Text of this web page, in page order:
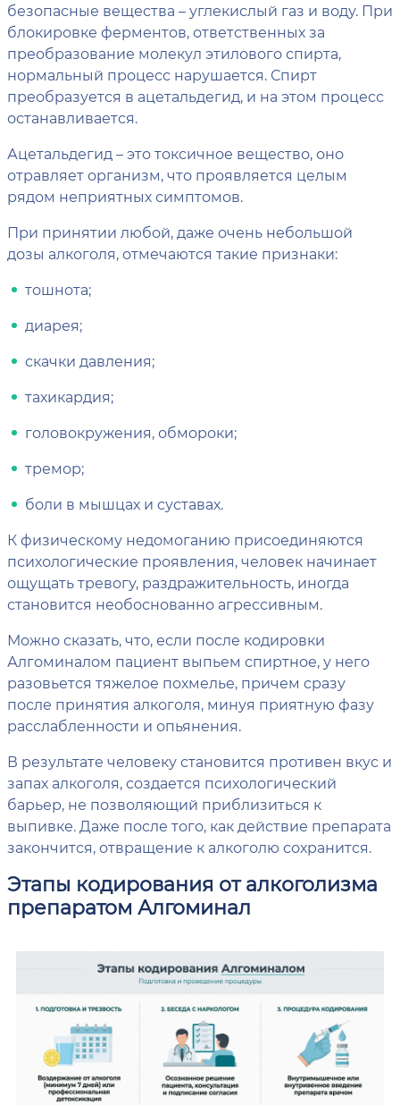
безопасные вещества – углекислый газ и воду. При
блокировке ферментов, ответственных за
преобразование молекул этилового спирта,
нормальный процесс нарушается. Спирт
преобразуется в ацетальдегид, и на этом процесс
останавливается.
Ацетальдегид – это токсичное вещество, оно
отравляет организм, что проявляется целым
рядом неприятных симптомов.
При принятии любой, даже очень небольшой
дозы алкоголя, отмечаются такие признаки:
тошнота;
диарея;
скачки давления;
тахикардия;
головокружения, обмороки;
тремор;
боли в мышцах и суставах.
К физическому недомоганию присоединяются
психологические проявления, человек начинает
ощущать тревогу, раздражительность, иногда
становится необоснованно агрессивным.
Можно сказать, что, если после кодировки
Алгоминалом пациент выпьем спиртное, у него
разовьется тяжелое похмелье, причем сразу
после принятия алкоголя, минуя приятную фазу
расслабленности и опьянения.
В результате человеку становится противен вкус и
запах алкоголя, создается психологический
барьер, не позволяющий приблизиться к
выпивке. Даже после того, как действие препарата
закончится, отвращение к алкоголю сохранится.
Этапы кодирования от алкоголизма
препаратом Алгоминал